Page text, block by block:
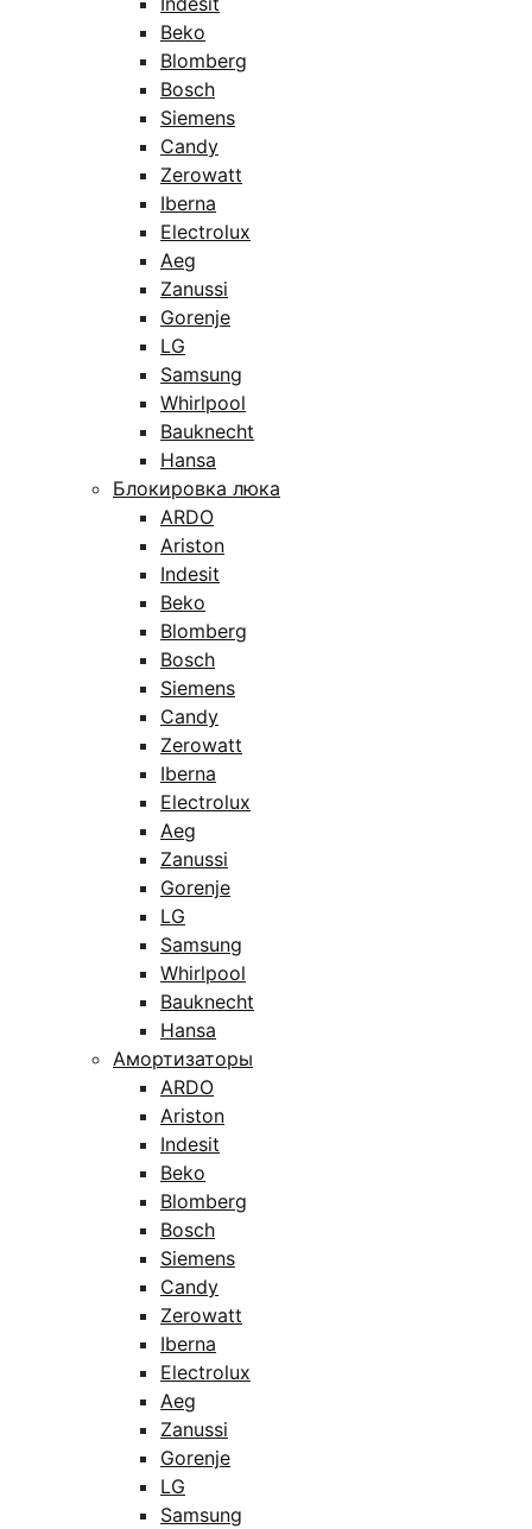
Beko
Blomberg
Bosch
Siemens
Candy
Zerowatt
Iberna
Electrolux
Aeg
Zanussi
Gorenje
LG
Samsung
Whirlpool
Bauknecht
Hansa
Блокировка люка
ARDO
Ariston
Indesit
Beko
Blomberg
Bosch
Siemens
Candy
Zerowatt
Iberna
Electrolux
Aeg
Zanussi
Gorenje
LG
Samsung
Whirlpool
Bauknecht
Hansa
Амортизаторы
ARDO
Ariston
Indesit
Beko
Blomberg
Bosch
Siemens
Candy
Zerowatt
Iberna
Electrolux
Aeg
Zanussi
Gorenje
LG
Samsung